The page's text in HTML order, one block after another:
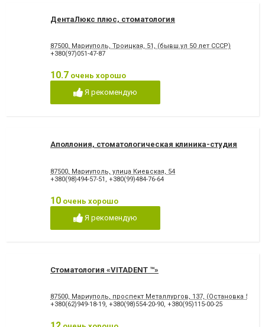
ДентаЛюкс плюс, стоматология
87500, Мариуполь, Троицкая, 51, (бывш.ул 50 лет СССР)
+380(97)051-47-87
10.7 очень хорошо
Я рекомендую
Аполлония, стоматологическая клиника-студия
87500, Мариуполь, улица Киевская, 54
+380(98)494-57-51
+380(99)484-76-64
10 очень хорошо
Я рекомендую
Стоматология «VITADENT ™»
87500, Мариуполь, проспект Металлургов, 137, (Остановка 5-
+380(62)949-18-19, +380(98)554-20-90, +380(95)115-00-25